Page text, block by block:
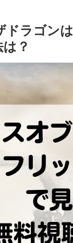
ドラゴン
？